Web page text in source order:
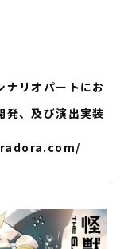
ナリオパートにお
発、及び演出実装